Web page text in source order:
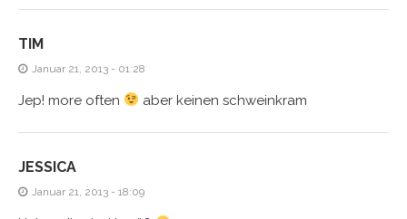
TIM
Januar 21, 2013 - 01:28
Jep! more often aber keinen schweinkram
JESSICA
Januar 21, 2013 - 18:09